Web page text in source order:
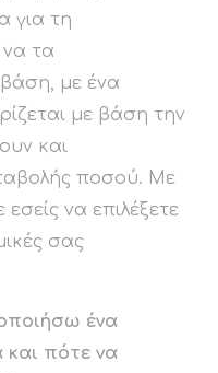
για τη
να τα
με ένα
με βάση την
και
ποσού. Με
να επιλέξετε
σας
ένα
και πότε να